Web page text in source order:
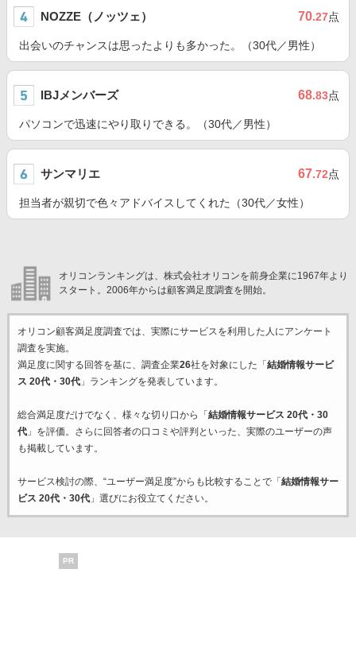
NOZZE（ノッツェ） 70.27点
出会いのチャンスは思ったよりも多かった。（30代／男性）
IBJメンバーズ 68.83点
パソコンで迅速にやり取りできる。（30代／男性）
サンマリエ 67.72点
担当者が親切で色々アドバイスしてくれた（30代／女性）
オリコンランキングは、株式会社オリコンを前身企業に1967年より
スタート。2006年からは顧客満足度調査を開始。
オリコン顧客満足度調査では、実際にサービスを利用した 人にアンケート
調査を実施。
満足度に関する回答を基に、調査企業26社を対象にした「 結婚情報サービ
ス 20代・30代」ランキングを発表しています。
総合満足度だけでなく、様々な切り口から「 結婚情報サービス 20代・30
代」を評価。さらに回答者の口コミや評判といった、実際のユーザーの声
も掲載しています。
サービス検討の際、“ユーザー満足度”からも比較することで「 結婚情報サー
ビス 20代・30代」選びにお役立てください。
PR